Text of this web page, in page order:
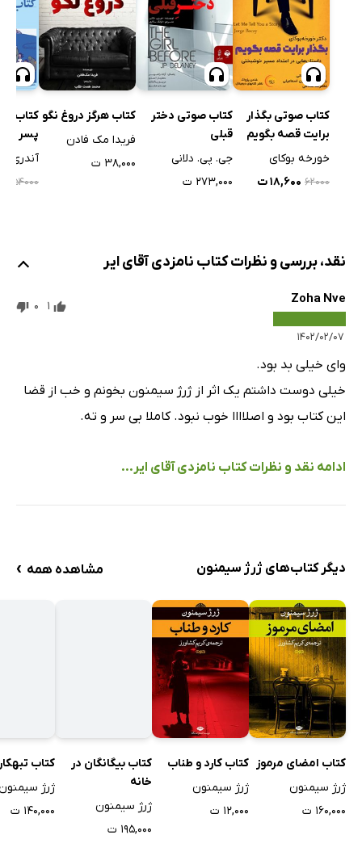
کتاب صوتی بگذار
برایت قصه بگویم
خورخه بوکای
۶۲۰۰۰ ۱۸,۶۰۰ ت
کتاب صوتی دختر
قبلی
جی. پی. دلانی
۲۷۳,۰۰۰ ت
کتاب هرگز دروغ نگو
فریدا مک فادن
۳۸,۰۰۰ ت
کتاب
پسر
آندری
۱۵۴۰۰۰
نقد، بررسی و نظرات کتاب نامزدی آقای ایر
Zoha Nve
۱۴۰۲/۰۲/۰۷
1
0
وای خیلی بد بود.
خیلی دوست داشتم یک اثر از ژرژ سیمنون بخونم و خب از قضا
این کتاب بود و اصلاااا خوب نبود. کاملا بی سر و ته.
ادامه نقد و نظرات کتاب نامزدی آقای ایر...
دیگر کتاب‌های ژرژ سیمنون مشاهده همه ›
کتاب امضای مرموز
ژرژ سیمنون
۱۶۰,۰۰۰ ت
کتاب کارد و طناب
ژرژ سیمنون
۱۲,۰۰۰ ت
کتاب بیگانگان در
خانه
ژرژ سیمنون
۱۹۵,۰۰۰ ت
کتاب
ژرژ
۱۴۰,۰۰۰ ت